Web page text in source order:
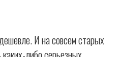
И на совсем старых